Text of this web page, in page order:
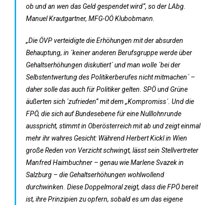
ob und an wen das Geld gespendet wird“, so der LAbg.
Manuel Krautgartner, MFG-OÖ Klubobmann.
„Die ÖVP verteidigte die Erhöhungen mit der absurden
Behauptung, in ´keiner anderen Berufsgruppe werde über
Gehaltserhöhungen diskutiert´ und man wolle ´bei der
Selbstentwertung des Politikerberufes nicht mitmachen´ –
daher solle das auch für Politiker gelten. SPÖ und Grüne
äußerten sich ´zufrieden“ mit dem „Kompromiss´. Und die
FPÖ, die sich auf Bundesebene für eine Nulllohnrunde
ausspricht, stimmt in Oberösterreich mit ab und zeigt einmal
mehr ihr wahres Gesicht: Während Herbert Kickl in Wien
große Reden von Verzicht schwingt, lässt sein Stellvertreter
Manfred Haimbuchner – genau wie Marlene Svazek in
Salzburg – die Gehaltserhöhungen wohlwollend
durchwinken. Diese Doppelmoral zeigt, dass die FPÖ bereit
ist, ihre Prinzipien zu opfern, sobald es um das eigene